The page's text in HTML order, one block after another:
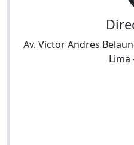
Av. Victor Andres
Lima